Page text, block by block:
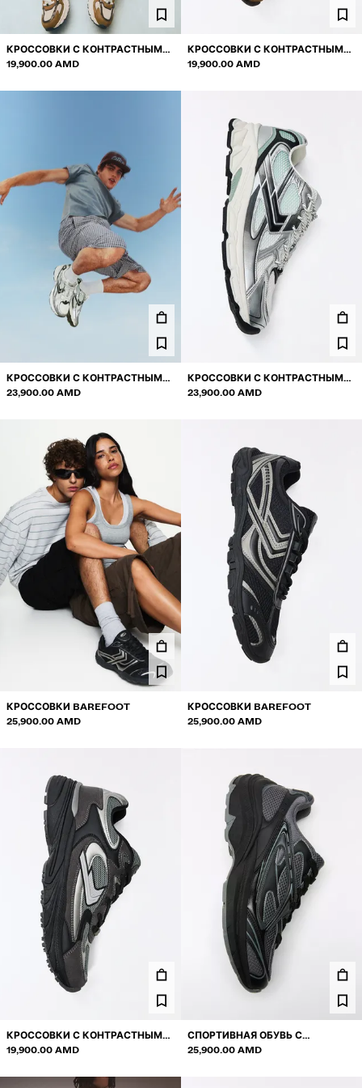
КРОССОВКИ С КОНТРАСТНЫМИ
ВСТАВКАМИ
19,900.00 AMD
КРОССОВКИ С КОНТРАСТНЫМИ
ВСТАВКАМИ
19,900.00 AMD
КРОССОВКИ С КОНТРАСТНЫМИ
ВСТАВКАМИ
23,900.00 AMD
КРОССОВКИ С КОНТРАСТНЫМИ
ВСТАВКАМИ
23,900.00 AMD
КРОССОВКИ BAREFOOT
25,900.00 AMD
КРОССОВКИ BAREFOOT
25,900.00 AMD
КРОССОВКИ С КОНТРАСТНЫМИ
ВСТАВКАМИ
19,900.00 AMD
СПОРТИВНАЯ ОБУВЬ С
ОБЪЕМНОЙ ПОДОШВОЙ
25,900.00 AMD